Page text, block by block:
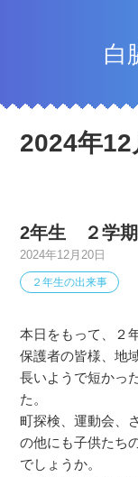
白
2024年12
2年生 ２学期
2024年12月20日
２年生の出来事
本日をもって、２
保護者の皆様、地
長いようで短かっ
た。
町探検、運動会、
の他にも子供たち
でしょうか。